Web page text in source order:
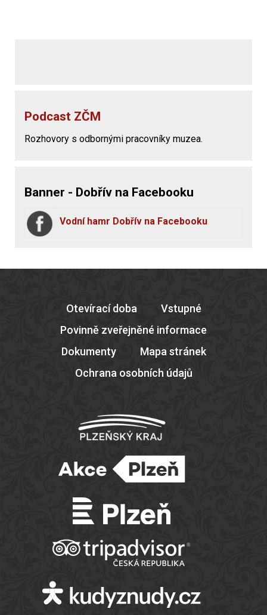
Podcast ZČM
Rozhovory s odbornými pracovníky muzea.
Banner - Dobřív na Facebooku
Vodní hamr Dobřív na Facebooku
Otevírací doba
Vstupné
Povinně zveřejněné informace
Dokumenty
Mapa stránek
Ochrana osobních údajů